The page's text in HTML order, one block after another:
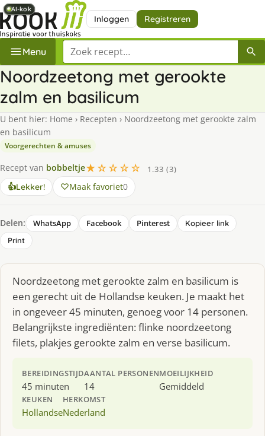
Inloggen Registreren
Menu Zoek een recept
Noordzeetong met gerookte
zalm en basilicum
U bent hier: Home › Recepten › Noordzeetong met gerookte zalm
en basilicum
Voorgerechten & amuses
Recept van bobbeltje★☆☆☆☆
1.33 (3)
👍Lekker! Maak favoriet0
Delen: WhatsApp Facebook Pinterest
Kopieer link
Print
Noordzeetong met gerookte zalm en basilicum is
een gerecht uit de Hollandse keuken. Je maakt het
in ongeveer 45 minuten, genoeg voor 14 personen.
Belangrijkste ingrediënten: flinke noordzeetong
filets, plakjes gerookte zalm en verse basilicum.
BEREIDINGSTIJD
45 minuten
AANTAL PERSONEN
14
MOEILIJKHEID
Gemiddeld
KEUKEN
Hollandse
HERKOMST
Nederland
AI-kok
AI-kok
AI-kok
AI-kok